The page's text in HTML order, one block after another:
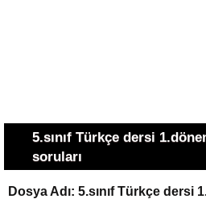
5.sınıf Türkçe dersi
soruları
Dosya Adı: 5.sınıf Türkçe dersi